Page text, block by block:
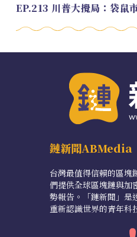
鏈新聞ABMedia
台灣最值得信賴的區塊
們提供全球區塊鏈與加
勢報告。「鏈新聞」是
重新認識世界的青年科